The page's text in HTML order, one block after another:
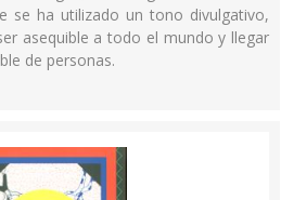
se ha utilizado un tono divulgativo,
asequible a todo el mundo y llegar
de personas.